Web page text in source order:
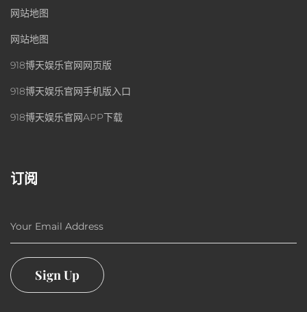
网站地图
网站地图
918博天娱乐官网网页版
918博天娱乐官网手机版入口
918博天娱乐官网APP下载
订阅
Your Email Address
Sign Up